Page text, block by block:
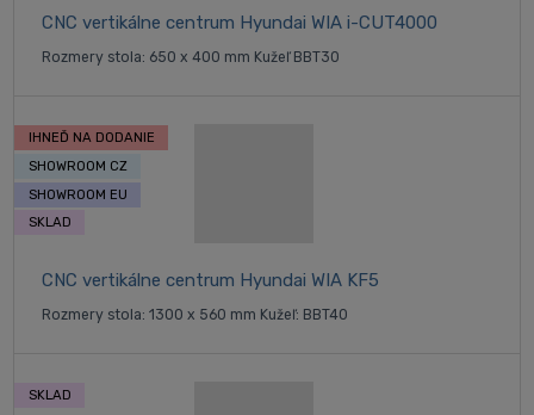
CNC vertikálne centrum Hyundai WIA i-CUT4000
Rozmery stola: 650 x 400 mm Kužeľ BBT30
CNC vertikálne centrum Hyundai WIA KF5
Rozmery stola: 1300 x 560 mm Kužeľ: BBT40
IHNEĎ NA DODANIE
SHOWROOM CZ
SHOWROOM EU
SKLAD
SKLAD